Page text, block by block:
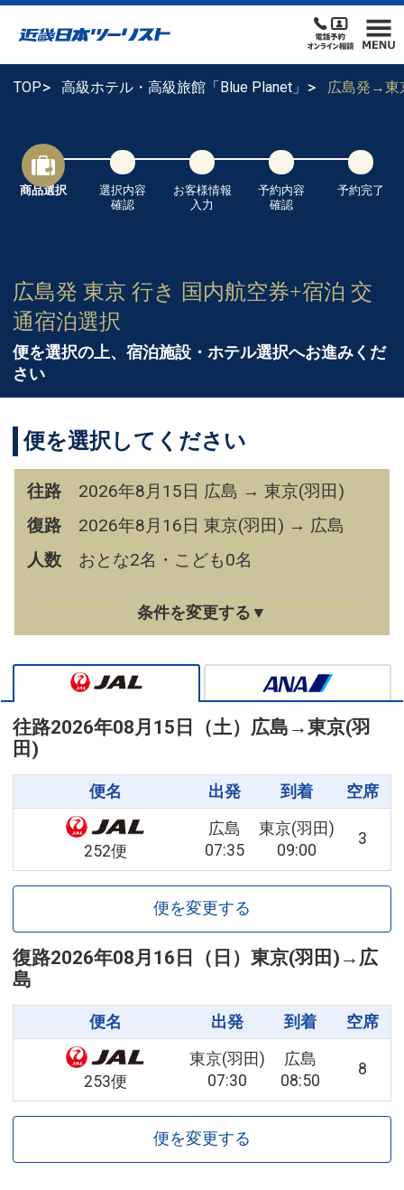
TOP 高級ホテル・高級旅館「Blue Planet」 広島発→東
商品選択
選択内容
確認
お客様情報
入力
予約内容
確認
予約完了
広島発 東京 行き 国内航空券+宿泊 交
通宿泊選択
便を選択の上、宿泊施設・ホテル選択へお進みくだ
さい
便を選択してください
往路
2026年8月15日 広島 → 東京(羽田)
復路
2026年8月16日 東京(羽田) → 広島
人数
おとな2名・こども0名
条件を変更する▼
往路2026年08月15日（土） 広島 →東京(羽
田)
便名 出発 到着 空席
252便
広島
07:35
東京(羽田)
09:00
3
便を変更する
復路2026年08月16日（日） 東京(羽田) → 広
島
便名 出発 到着 空席
253便
東京(羽田)
07:30
広島
08:50
8
便を変更する